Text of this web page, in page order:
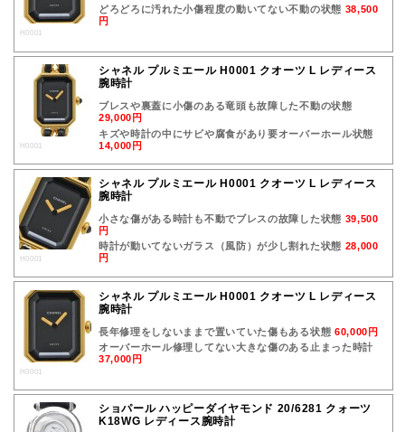
H0001
どろどろに汚れた小傷程度の動いてない不動の状態 38,500
円
H0001
シャネル プルミエール H0001 クオーツ L レディース
腕時計
ブレスや裏蓋に小傷のある竜頭も故障した不動の状態
29,000円
キズや時計の中にサビや腐食があり要オーバーホール状態
14,000円
H0001
シャネル プルミエール H0001 クオーツ L レディース
腕時計
小さな傷がある時計も不動でブレスの故障した状態 39,500
円
時計が動いてないガラス（風防）が少し割れた状態 28,000
円
H0001
シャネル プルミエール H0001 クオーツ L レディース
腕時計
長年修理をしないままで置いていた傷もある状態 60,000円
オーバーホール修理してない大きな傷のある止まった時計
37,000円
ショパール ハッピーダイヤモンド 20/6281 クォーツ
K18WG レディース腕時計